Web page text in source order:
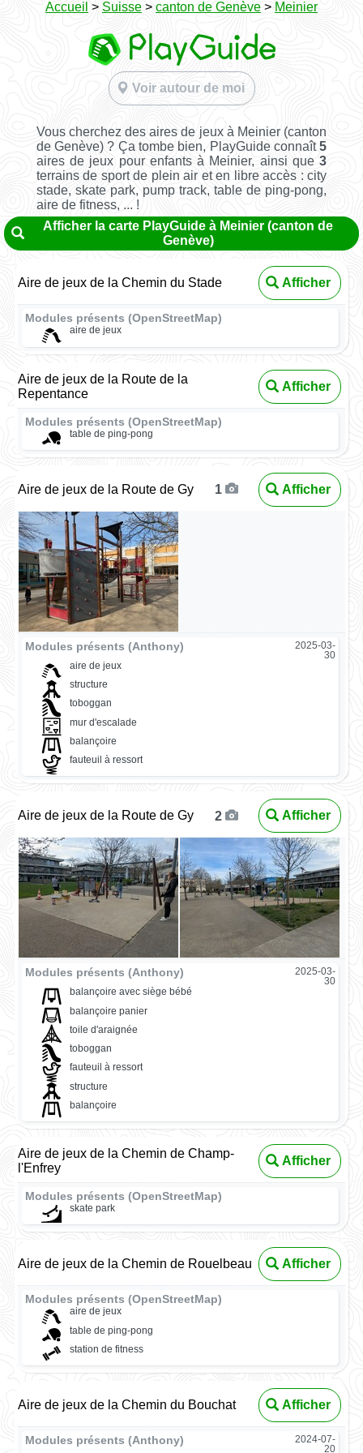
Accueil > Suisse > canton de Genève > Meinier
Voir autour de moi
Vous cherchez des aires de jeux à Meinier (canton
de Genève) ? Ça tombe bien, PlayGuide connaît5
aires de jeux pour enfants à Meinier, ainsi que3
terrains de sport de plein air et en libre accès : city
stade, skate park, pump track, table de ping-pong,
aire de fitness, ... !
Afficher la carte PlayGuide à Meinier (canton de
Genève)
Aire de jeux de la Chemin du Stade Afficher
Modules présents (OpenStreetMap)
aire de jeux
Aire de jeux de la Route de la
Repentance
Afficher
Modules présents (OpenStreetMap)
table de ping-pong
Aire de jeux de la Route de Gy 1 Afficher
Modules présents (Anthony)
2025-03-
30
aire de jeux
structure
toboggan
mur d'escalade
balançoire
fauteuil à ressort
Aire de jeux de la Route de Gy 2 Afficher
Modules présents (Anthony)
2025-03-
30
balançoire avec siège bébé
balançoire panier
toile d'araignée
toboggan
fauteuil à ressort
structure
balançoire
Aire de jeux de la Chemin de Champ-
l'Enfrey
Afficher
Modules présents (OpenStreetMap)
skate park
Aire de jeux de la Chemin de Rouelbeau Afficher
Modules présents (OpenStreetMap)
aire de jeux
table de ping-pong
station de fitness
Aire de jeux de la Chemin du Bouchat Afficher
Modules présents (Anthony)
2024-07-
20